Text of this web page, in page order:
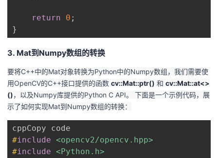
的
课
程
我
的
认
证
我
的
实
验
我
的
收
术
支
云
声
议
return 0 ;
}
3. Mat到Numpy数组的转换
要将C++中的Mat对象转换为Python中的Numpy数组，我们需要使
用OpenCV的C++接口提供的函数 cv::Mat::ptr() 和 cv::Mat::at<>
()，以及Numpy库提供的Python C API。 下面是一个示例代码，展
示了如何实现Mat到Numpy数组的转换：
#include <opencv2/opencv.hpp>
#include <Python.h>